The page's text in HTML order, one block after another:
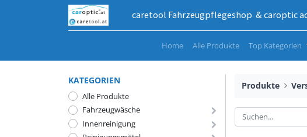
caretool Fahrzeugpflegeshop & caroptic
Home Alle Produkte Top Kategorien
KATEGORIEN
Alle Produkte
Fahrzeugwäsche
Innenreinigung
Produkte